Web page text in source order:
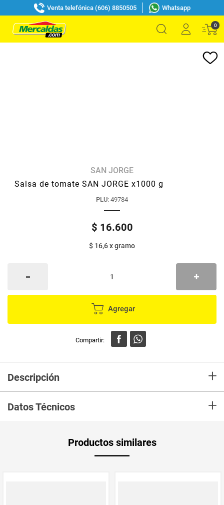
Venta telefónica (606) 8850505 Whatsapp
0
SAN JORGE
Salsa de tomate SAN JORGE x1000 g
PLU: 49784
$ 16.600
$ 16,6xgramo
Agregar
Descripción +
frescos que, balanceada junto con otros ingredientes, produce el sabor
característico que tanto le gusta a las amas de casa. Acompañante en
Datos Técnicos +
Productos similares